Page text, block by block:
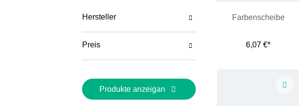
Wärmelehre
Atom- Und Kernphysik
Hersteller
Preis
Produkte anzeigan
Farbenscheibe
6,07 €*